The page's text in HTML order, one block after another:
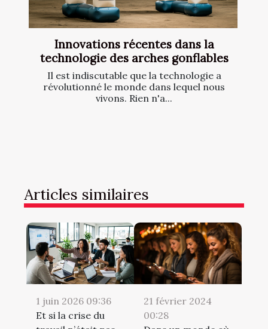
Innovations récentes dans la
technologie des arches gonflables
Il est indiscutable que la technologie a
révolutionné le monde dans lequel nous
vivons. Rien n'a...
Articles similaires
1 juin 2026 09:36
Et si la crise du
21 février 2024
00:28